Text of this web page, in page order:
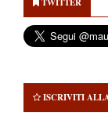
ISCRIVITI